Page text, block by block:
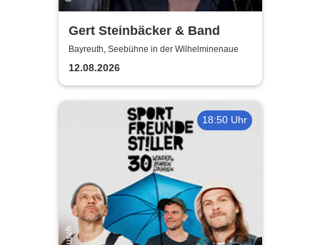
Gert Steinbäcker & Band
Bayreuth, Seebühne in der Wilhelminenaue
12.08.2026
18:50 Uhr